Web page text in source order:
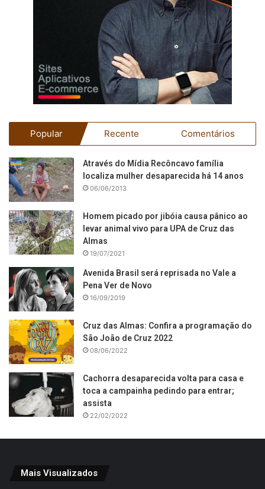
Popular Recente Comentários
Através do Mídia Recôncavo família
localiza mulher desaparecida há 14 anos
06/06/2013
Homem picado por jibóia causa pânico ao
levar animal vivo para UPA de Cruz das
Almas
19/07/2021
Avenida Brasil será reprisada no Vale a
Pena Ver de Novo
16/09/2019
Cruz das Almas: Confira a programação do
São João de Cruz 2022
08/06/2022
Cachorra desaparecida volta para casa e
toca a campainha pedindo para entrar;
assista
22/02/2022
Mais Visualizados